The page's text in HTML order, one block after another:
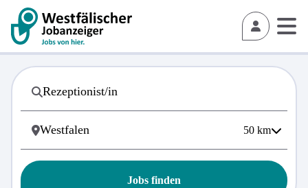
50 km
Jobs finden